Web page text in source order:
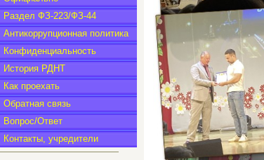
Раздел ФЗ-223/ФЗ-44
Антикоррупционная политика
Конфиденциальность
История РДНТ
Как проехать
Обратная связь
Вопрос/Ответ
Контакты, учредители